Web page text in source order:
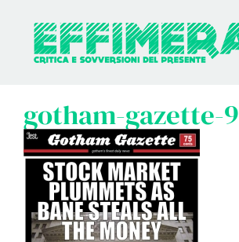
contenuto
gotham-gazette-9